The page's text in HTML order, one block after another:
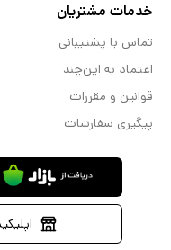
خدمات مشتریان
تماس با پشتیبانی
اعتماد به این‌چند
قوانین و مقررات
پیگیری سفارشات